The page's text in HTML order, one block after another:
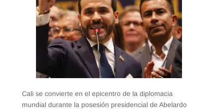
Cali se convierte en el epicentro de la diplomacia
mundial durante la posesión presidencial de Abelardo